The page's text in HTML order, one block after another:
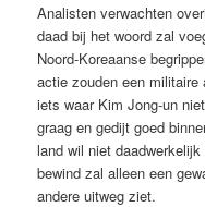
Analisten verwachten
daad bij het woord zal
Noord-Koreaanse
actie zouden een militaire
iets waar Kim Jong-un
graag en gedijt goed
land wil niet
bewind zal alleen een
andere uitweg ziet.